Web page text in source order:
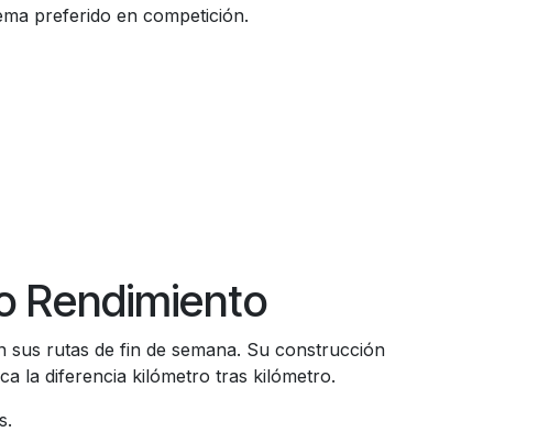
preferido en competición.
Rendimiento
sus rutas de fin de semana. Su construcción
la diferencia kilómetro tras kilómetro.